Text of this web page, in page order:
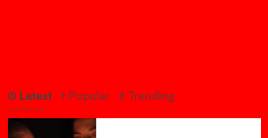
Latest Popular Trending